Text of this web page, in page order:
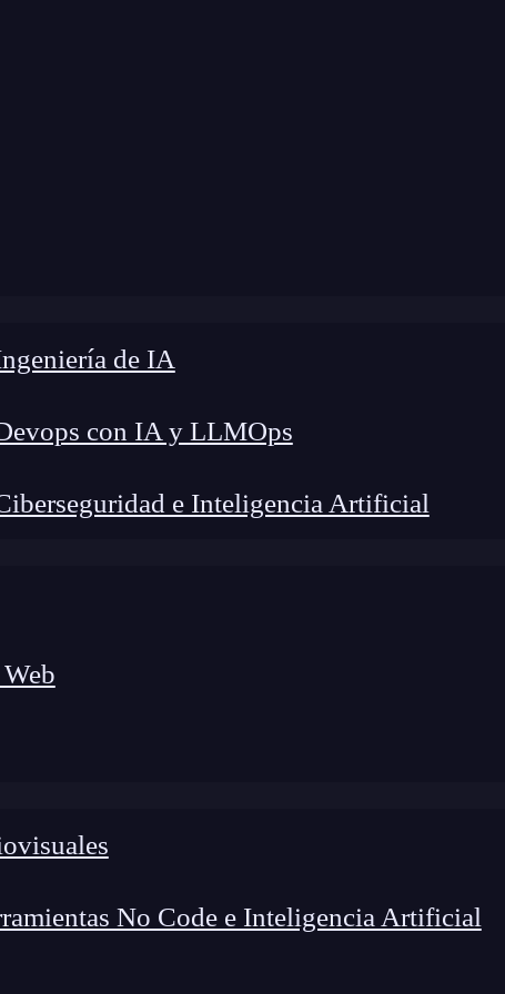
de IA
con IA y LLMOps
e Inteligencia Artificial
No Code e Inteligencia Artificial
en LLM: 7 Claves para potenciar aplicaciones con
a nuevos profesionales, combinando conocimiento práctico,